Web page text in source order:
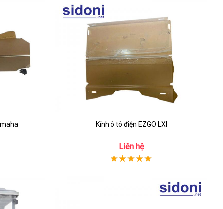
Kính ô tô điện EZGO LXI
Liên hệ